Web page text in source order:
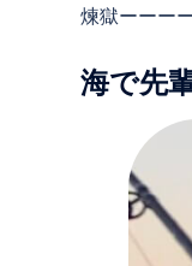
煉獄ーーー
海で先